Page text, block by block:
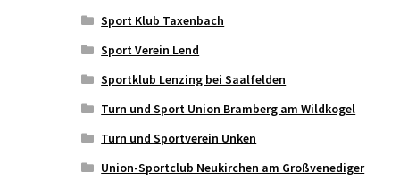
Sport Klub Taxenbach
Sport Verein Lend
Sportklub Lenzing bei Saalfelden
Turn und Sport Union Bramberg am Wildkogel
Turn und Sportverein Unken
Union-Sportclub Neukirchen am Großvenediger